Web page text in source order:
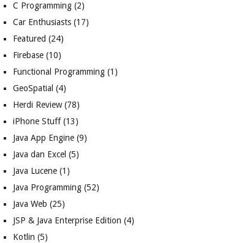
C Programming (2)
Car Enthusiasts (17)
Featured (24)
Firebase (10)
Functional Programming (1)
GeoSpatial (4)
Herdi Review(78)
iPhone Stuff(13)
Java App Engine (9)
Java dan Excel (5)
Java Lucene (1)
Java Programming (52)
Java Web (25)
JSP & Java Enterprise Edition (4)
Kotlin (5)